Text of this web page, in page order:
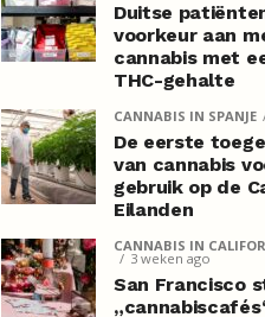
Duitse
voorkeur aan
cannabis met
THC-gehalte
CANNABIS IN SPANJE
De eerste
van cannabis
gebruik op de
Eilanden
CANNABIS IN
3 weken ago
San Francisco